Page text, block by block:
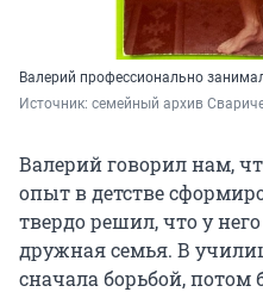
Валерий профессионально
Источник: семейный архив
Валерий говорил нам,
опыт в детстве
твердо решил, что у
дружная семья. В
сначала борьбой, потом